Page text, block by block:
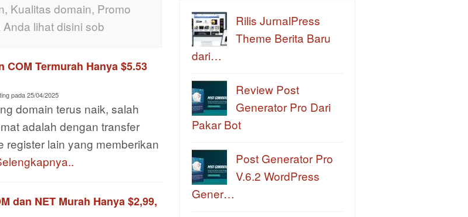
Kualitas domain, Promo
lihat disini sob
COM Termurah Hanya $5.53
pada25/04/2025
domain terus naik, salah
adalah dengan transfer
register lain yang memberikan
dan NET Murah Hanya $2,99,
Rilis JurnalPress
Theme Berita Baru
dari…
Review Post
Generator Pro Dari
Pakar Bot
Post Generator Pro
V.6.2 WordPress
Gener…